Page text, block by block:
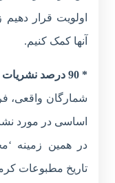
اولویت قرار دهیم
آنها کمک کنیم.
* 90 درصد نشریات روی دکه ظاهر نمی شوند!
شمارگان واقعی،
اساسی در مورد
در همین زمینه
تاریخ مطبوعات